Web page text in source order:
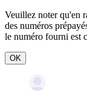
Veuillez noter qu'en
des numéros
le numéro fourni est
OK